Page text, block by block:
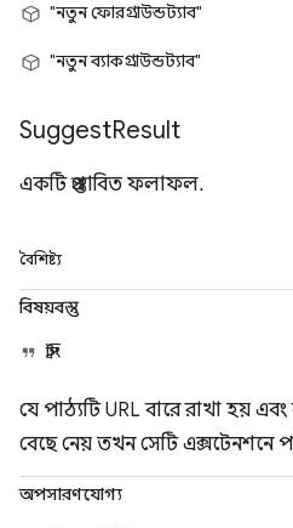
"নতুন ফোরগ্রাউন্ডট্যাব"
"নতুন ব্যাকগ্রাউন্ডট্যাব"
SuggestResult
একটি প্রস্তাবিত ফলাফল.
বৈশিষ্ট্য
বিষয়বস্তু
স্ট্রিং
যে পাঠ্যটি URL বারে রাখা হয়
বেছে নেয় তখন সেটি এক্সটেনশনে
অপসারণযোগ্য